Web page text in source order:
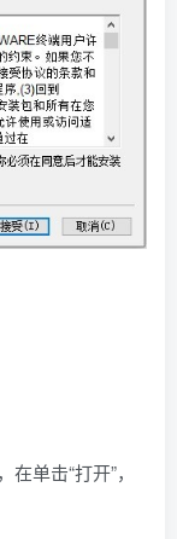
单击“打开”，